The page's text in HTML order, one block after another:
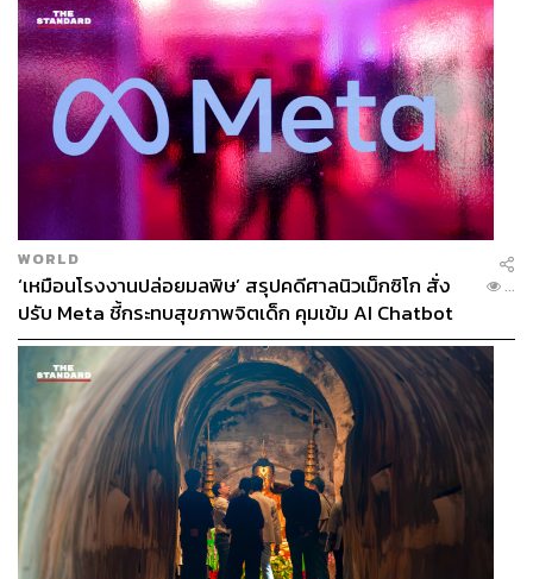
WORLD
‘เหมือนโรงงานปล่อยมลพิษ’ สรุปคดีศาลนิวเม็กซิโก สั่ง
ปรับ Meta ชี้กระทบสุขภาพจิตเด็ก คุมเข้ม AI Chatbot
...